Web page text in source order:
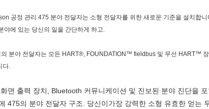
공정 관리 475 분야 전달자는 소형 전달자를 위한 새로운 기준을 설치합
야에 있는 당신의 일을 간단하게 하고.
분야 전달자는 모든 HART®, FOUNDATION™ fieldbus 및 무선 HART™
다.
면 출력 장치, Bluetooth 커뮤니케이션 및 진보된 분야 진단을
475의 분야 전달자 구조. 당신이가장 강력한 소형 유효한 얻는